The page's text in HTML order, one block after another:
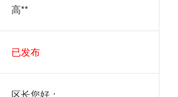
事
高**
已发布